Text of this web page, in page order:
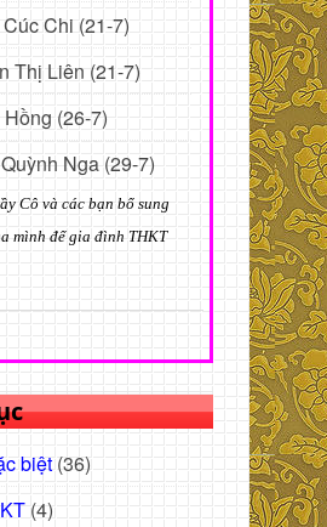
Chi (21-7)
Thị Liên (21-7)
(26-7)
Nga (29-7)
Cô và các bạn bổ sung
mình để gia đình THKT
biệt (36)
(4)